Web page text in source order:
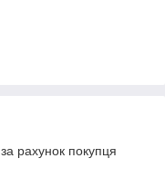
рахунок покупця